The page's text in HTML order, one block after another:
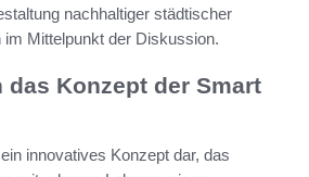
nachhaltiger städtischer
im Mittelpunkt der Diskussion.
Konzept der Smart
innovatives Konzept dar, das